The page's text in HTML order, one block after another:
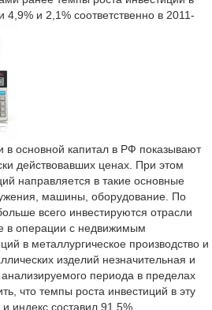
4,9% и 2,1% соответственно в 2011-
в основной капитал в РФ показывают
действовавших ценах. При этом
направляется в такие основные
машины, оборудование. По
всего инвестируются отрасли
в операции с недвижимым
в металлургическое производство и
изделий незначительная и
периода в пределах
что темпы роста инвестиций в эту
индекс составил 91,5%.